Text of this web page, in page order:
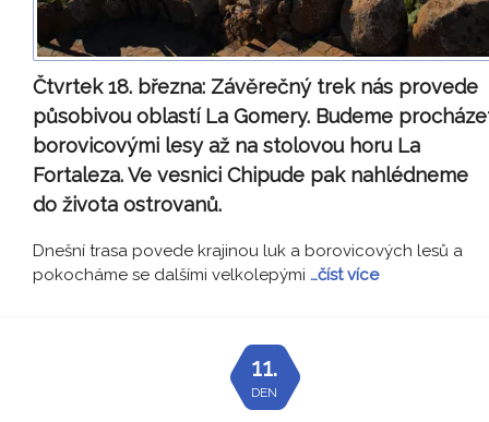
Čtvrtek 18. března: Závěrečný trek nás provede
působivou oblastí La Gomery. Budeme
borovicovými lesy až na stolovou horu La
Fortaleza. Ve vesnici Chipude pak nahlédneme
do života ostrovanů.
Dnešní trasa povede krajinou luk a borovicových lesů a
pokocháme se dalšími velkolepými …číst více
11.
DEN